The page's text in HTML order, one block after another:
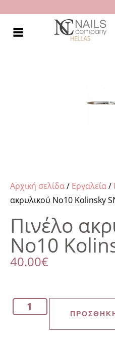
Αρχική σελίδα/ Εργαλεία/
ακρυλικού Νο10 Kolinsky
Πινέλο
Νο10
40.00€